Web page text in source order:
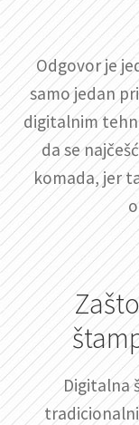
Odgovor je
samo jedan
digitalnim
da se
komada, jer
Digitalna